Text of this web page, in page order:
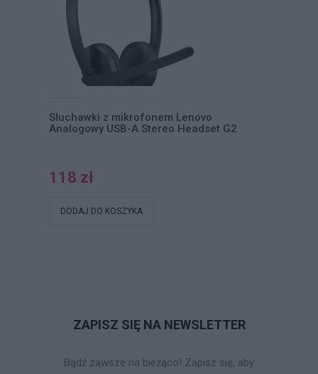
Słuchawki z mikrofonem Lenovo
Analogowy USB-A Stereo Headset G2
118 zł
DODAJ DO KOSZYKA
ZAPISZ SIĘ NA NEWSLETTER
Bądź zawsze na bieżąco! Zapisz się, aby